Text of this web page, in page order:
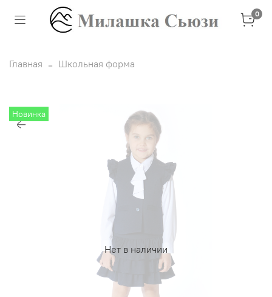
0
Главная Школьная форма
Нет в наличии
Новинка